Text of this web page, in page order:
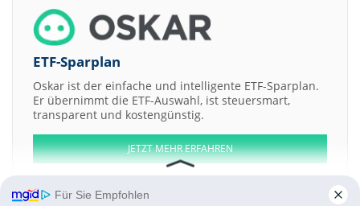
ETF-Sparplan
Oskar ist der einfache und intelligente ETF-Sparplan.
Er übernimmt die ETF-Auswahl, ist steuersmart,
transparent und kostengünstig.
JETZT MEHR ERFAHREN
Für Sie Empfohlen